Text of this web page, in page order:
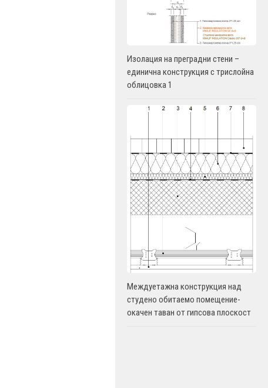
Изолация на преградни стени –
единична конструкция с трислойна
облицовка 1
Междуетажна конструкция над
студено обитаемо помещение-
окачен таван от гипсова плоскост